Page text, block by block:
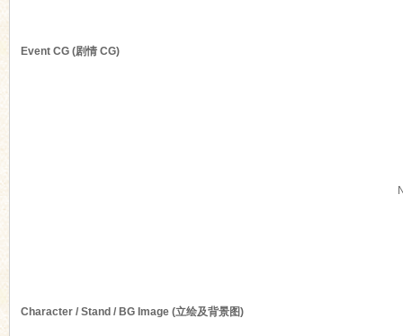
Event CG (剧情 CG)
Character / Stand / BG Image (立绘及背景图)